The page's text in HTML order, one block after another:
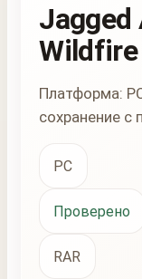
Jagged
Wildfire
Платформа:
сохранение с
PC
Проверено
RAR